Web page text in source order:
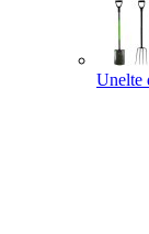
Unelte